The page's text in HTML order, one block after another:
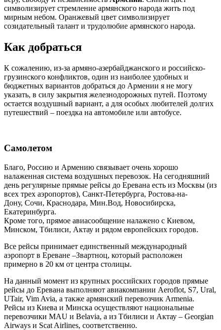
символизирует стремление армянского народа жить под
мирным небом. Оранжевый цвет символизирует
созидательный талант и трудолюбие армянского народа.
Как добраться
К сожалению, из-за армяно-азербайджанского и российско-
грузинского конфликтов, один из наиболее удобных и
бюджетных вариантов добраться до Армении я не могу
указать, в силу закрытия железнодорожных путей. Поэтому
остается воздушный вариант, а для особых любителей долгих
путешествий – поездка на автомобиле или автобусе.
Самолетом
Благо, Россию и Армению связывает очень хорошо
налаженная система воздушных перевозок. На сегодняшний
день регулярные прямые рейсы до Еревана есть из Москвы (из
всех трех аэропортов), Санкт-Петербурга, Ростова-на-
Дону, Сочи, Краснодара, Мин.Вод, Новосибирска,
Екатеринбурга.
Кроме того, прямое авиасообщение налажено с Киевом,
Минском, Тбилиси, Актау и рядом европейских городов.
Все рейсы принимает единственный международный
аэропорт в Ереване –Звартноц, который расположен
примерно в 20 км от центра столицы.
На данный момент из крупных российских городов прямые
рейсы до Еревана выполняют авиакомпании Aeroflot, S7, Ural,
UTair, Vim Avia, а также армянский перевозчик Armenia.
Рейсы из Киева и Минска осуществляют национальные
перевозчики MAU и Belavia, а из Тбилиси и Актау – Georgian
Airways и Scat Airlines, соответственно.